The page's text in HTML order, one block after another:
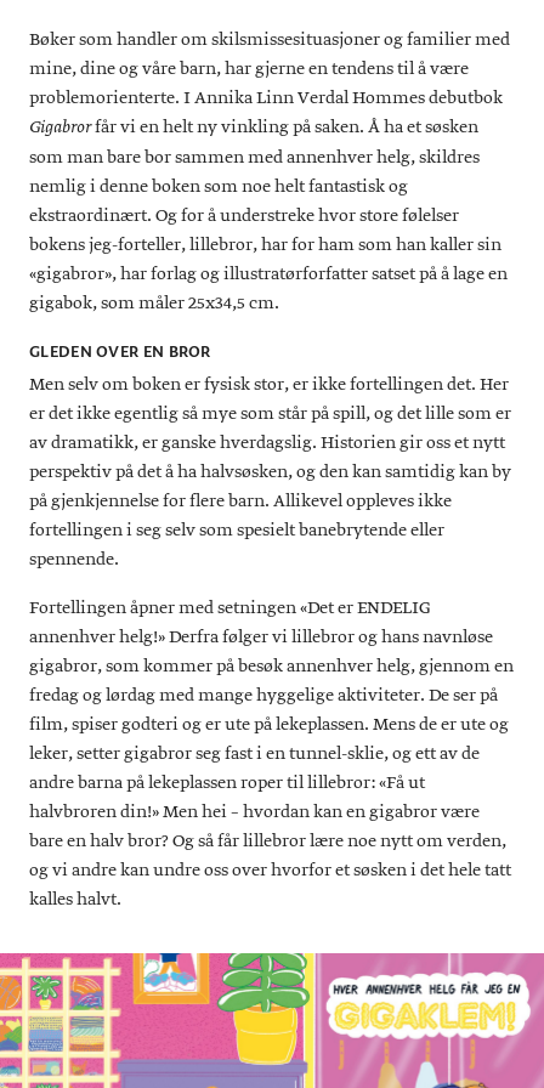
Bøker som handler om skilsmissesituasjoner og familier med
mine, dine og våre barn, har gjerne en tendens til å være
problemorienterte. I Annika Linn Verdal Hommes debutbok
Gigabrorfår vi en helt ny vinkling på saken. Å ha et søsken
som man bare bor sammen med annenhver helg, skildres
nemlig i denne boken som noe helt fantastisk og
ekstraordinært. Og for å understreke hvor store følelser
bokens jeg-forteller, lillebror, har for ham som han kaller sin
«gigabror», har forlag og illustratørforfatter satset på å lage en
gigabok, som måler 25x34,5 cm.
GLEDEN OVER EN BROR
Men selv om boken er fysisk stor, er ikke fortellingen det. Her
er det ikke egentlig så mye som står på spill, og det lille som er
av dramatikk, er ganske hverdagslig. Historien gir oss et nytt
perspektiv på det å ha halvsøsken, og den kan samtidig kan by
på gjenkjennelse for flere barn. Allikevel oppleves ikke
fortellingen i seg selv som spesielt banebrytende eller
spennende.
Fortellingen åpner med setningen «Det er ENDELIG
annenhver helg!» Derfra følger vi lillebror og hans navnløse
gigabror, som kommer på besøk annenhver helg, gjennom en
fredag og lørdag med mange hyggelige aktiviteter. De ser på
film, spiser godteri og er ute på lekeplassen. Mens de er ute og
leker, setter gigabror seg fast i en tunnel-sklie, og ett av de
andre barna på lekeplassen roper til lillebror: «Få ut
halvbroren din!» Men hei – hvordan kan en gigabror være
bare en halv bror? Og så får lillebror lære noe nytt om verden,
og vi andre kan undre oss over hvorfor et søsken i det hele tatt
kalles halvt.